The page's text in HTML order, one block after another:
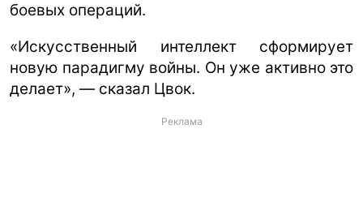
боевых операций.
«Искусственный интеллект сформирует
новую парадигму войны. Он уже активно это
делает», — сказал Цвок.
Реклама